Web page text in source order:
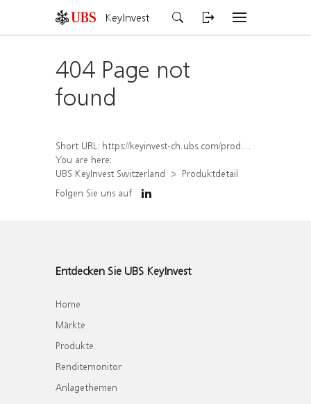
KeyInvest
404 Page not
found
Short URL: https://keyinvest-ch.ubs.com/produkt/detail/index/isin/CH1565646499
You are here:
UBS KeyInvest Switzerland
Produktdetail
Folgen Sie uns auf
Entdecken Sie UBS KeyInvest
Home
Märkte
Produkte
Renditemonitor
Anlagethemen